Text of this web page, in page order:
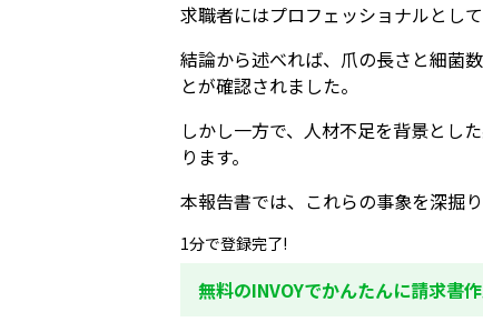
求職者にはプロフェッショナルとし
結論から述べれば、爪の長さと細菌
とが確認されました。
しかし一方で、人材不足を背景とし
ります。
本報告書では、これらの事象を深掘
1分で登録完了!
無料のINVOYでかんたんに請求書